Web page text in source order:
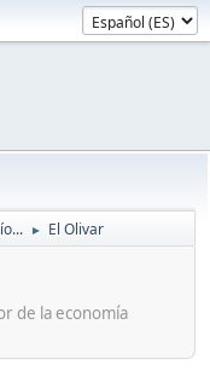
► El Olivar
de la economía